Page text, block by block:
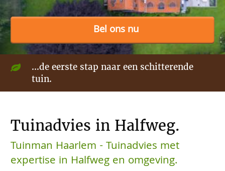
Bel ons nu
...de eerste stap naar een schitterende
tuin.
Tuinadvies in Halfweg.
Tuinman Haarlem - Tuinadvies met
expertise in Halfweg en omgeving.